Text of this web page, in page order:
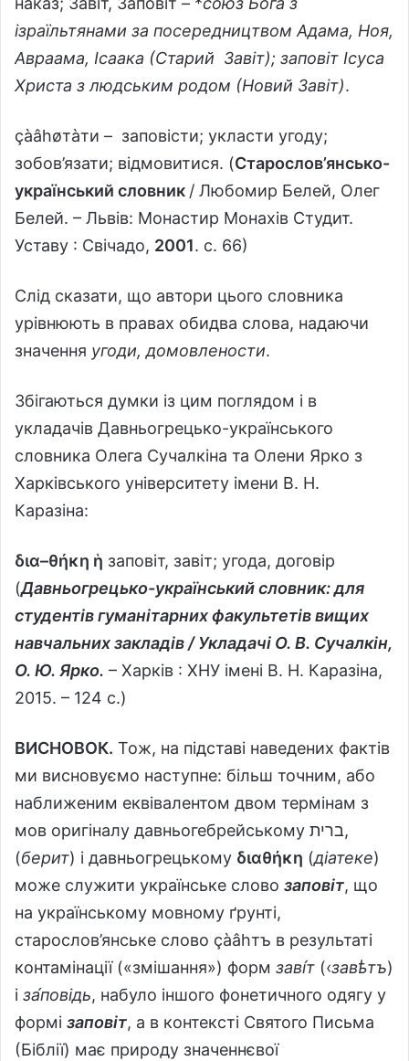
ізраїльтянами за посередництвом Адама, Ноя,
Авраама, Ісаака (Старий Завіт); заповіт Ісуса
Христа з людським родом (Новий Завіт).
çàâhøтàти – заповісти; укласти угоду;
зобов’язати; відмовитися. (Старослов’янсько-
український словник / Любомир Белей, Олег
Белей. – Львів: Монастир Монахів Студит.
Уставу : Свічадо, 2001. с. 66)
Слід сказати, що автори цього словника
урівнюють в правах обидва слова, надаючи
значення угоди, домовлености.
Збігаються думки із цим поглядом і в
укладачів Давньогрецько-українського
словника Олега Сучалкіна та Олени Ярко з
Харківського університету імени В. Н.
Каразіна:
δια–θήκη ἡ заповіт, завіт; угода, договір
(Давньогрецько-український словник: для
студентів гуманітарних факультетів вищих
навчальних закладів / Укладачі О. В. Сучалкін,
О. Ю. Ярко. – Харків : ХНУ імені В. Н. Каразіна,
2015. – 124 с.)
ВИСНОВОК. Тож, на підставі наведених фактів
ми висновуємо наступне: більш точним, або
наближеним еквівалентом двом термінам з
мов оригіналу давньогебрейському ברית‎,
(берит) і давньогрецькому διαθήκη (діатеке)
може служити українське слово заповіт, що
на українському мовному ґрунті,
старослов’янське слово çàâhтъ в результаті
контамінації («змішання») форм заві́т (‹завѣтъ)
і за́повідь, набуло іншого фонетичного одягу у
формі заповіт, а в контексті Святого Письма
(Біблії) має природу значеннєвої